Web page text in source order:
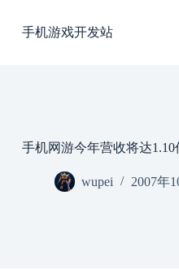
过
手机游戏开发站
手机网游今年营收将达
wupei 2007年